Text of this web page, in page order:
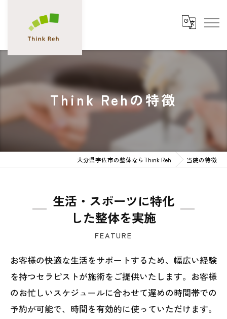
Think Rehの特徴
大分県宇佐市の整体ならThink Reh 当院の特徴
生活・スポーツに特化
した整体を実施
FEATURE
お客様の快適な生活をサポートするため、幅広い経験
を持つセラピストが施術をご提供いたします。お客様
のお忙しいスケジュールに合わせて遅めの時間帯での
予約が可能で、時間を有効的に使っていただけます。